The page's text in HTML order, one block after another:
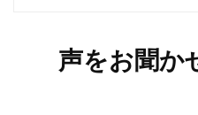
声をお聞か